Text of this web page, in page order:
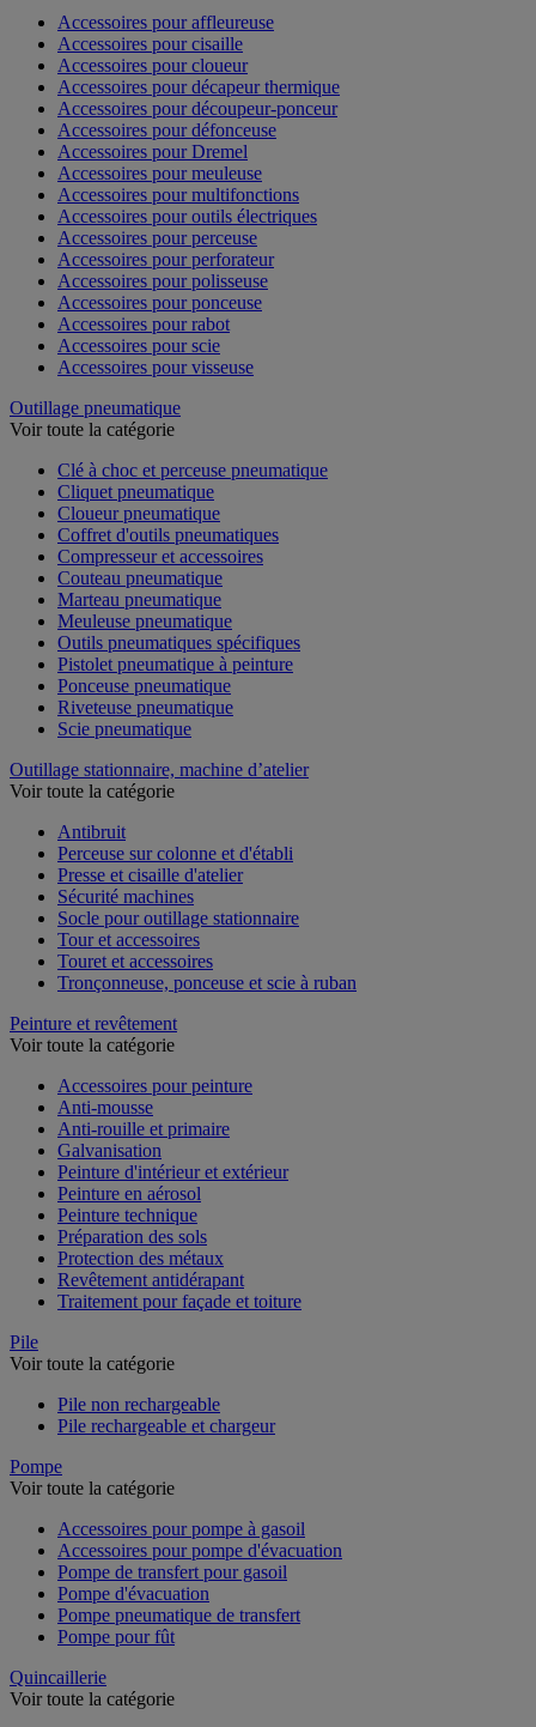
Accessoires pour affleureuse
Accessoires pour cisaille
Accessoires pour cloueur
Accessoires pour décapeur thermique
Accessoires pour découpeur-ponceur
Accessoires pour défonceuse
Accessoires pour Dremel
Accessoires pour meuleuse
Accessoires pour multifonctions
Accessoires pour outils électriques
Accessoires pour perceuse
Accessoires pour perforateur
Accessoires pour polisseuse
Accessoires pour ponceuse
Accessoires pour rabot
Accessoires pour scie
Accessoires pour visseuse
Outillage pneumatique
Voir toute la catégorie
Clé à choc et perceuse pneumatique
Cliquet pneumatique
Cloueur pneumatique
Coffret d'outils pneumatiques
Compresseur et accessoires
Couteau pneumatique
Marteau pneumatique
Meuleuse pneumatique
Outils pneumatiques spécifiques
Pistolet pneumatique à peinture
Ponceuse pneumatique
Riveteuse pneumatique
Scie pneumatique
Outillage stationnaire, machine d’atelier
Voir toute la catégorie
Antibruit
Perceuse sur colonne et d'établi
Presse et cisaille d'atelier
Sécurité machines
Socle pour outillage stationnaire
Tour et accessoires
Touret et accessoires
Tronçonneuse, ponceuse et scie à ruban
Peinture et revêtement
Voir toute la catégorie
Accessoires pour peinture
Anti-mousse
Anti-rouille et primaire
Galvanisation
Peinture d'intérieur et extérieur
Peinture en aérosol
Peinture technique
Préparation des sols
Protection des métaux
Revêtement antidérapant
Traitement pour façade et toiture
Pile
Voir toute la catégorie
Pile non rechargeable
Pile rechargeable et chargeur
Pompe
Voir toute la catégorie
Accessoires pour pompe à gasoil
Accessoires pour pompe d'évacuation
Pompe de transfert pour gasoil
Pompe d'évacuation
Pompe pneumatique de transfert
Pompe pour fût
Quincaillerie
Voir toute la catégorie